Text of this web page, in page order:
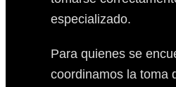
especializado.
Para quienes se
coordinamos la toma